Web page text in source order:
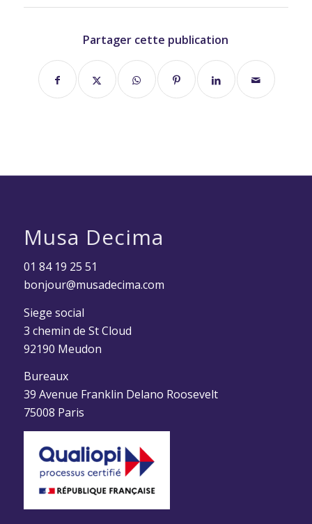
Partager cette publication
Musa Decima
01 84 19 25 51
bonjour@musadecima.com
Siege social
3 chemin de St Cloud
92190 Meudon
Bureaux
39 Avenue Franklin Delano Roosevelt
75008 Paris